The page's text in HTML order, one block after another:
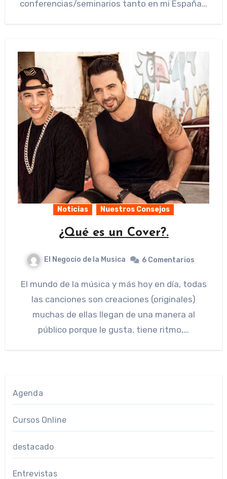
conferencias/seminarios tanto en mi España…
Noticias Nuestros Consejos
¿Qué es un Cover?.
El Negocio de la Musica 6 Comentarios
El mundo de la música y más hoy en día, todas
las canciones son creaciones (originales)
muchas de ellas llegan de una manera al
público porque le gusta, tiene ritmo,…
Agenda
Cursos Online
destacado
Entrevistas